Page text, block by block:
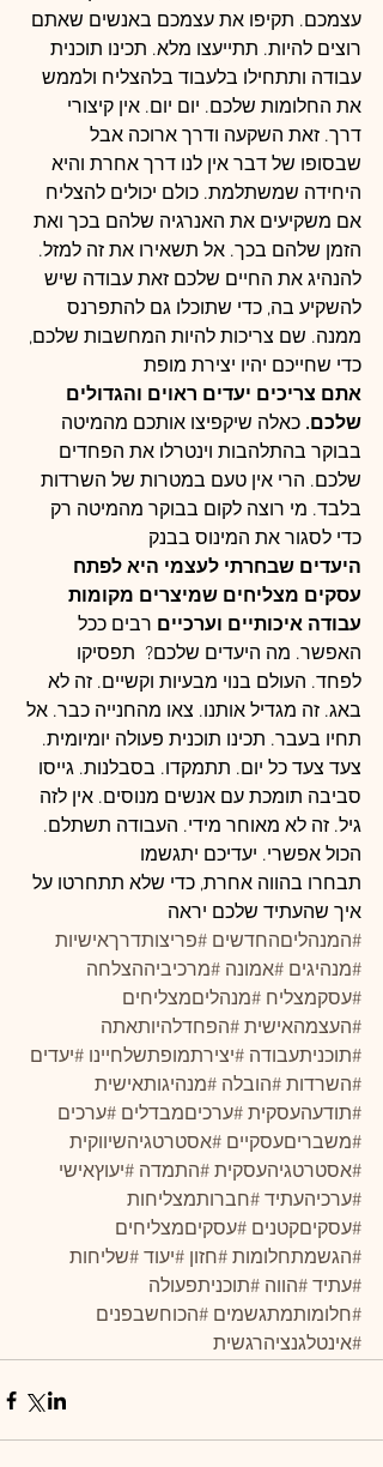
עצמכם. תקיפו את עצמכם באנשים שאתם
רוצים להיות. תתייעצו מלא. תכינו תוכנית
עבודה ותתחילו בלעבוד בלהצליח ולממש
את החלומות שלכם. יום יום. אין קיצורי
דרך. זאת השקעה ודרך ארוכה אבל
שבסופו של דבר אין לנו דרך אחרת והיא
היחידה שמשתלמת. כולם יכולים להצליח
אם משקיעים את האנרגיה שלהם בכך ואת
הזמן שלהם בכך. אל תשאירו את זה למזל.
להנהיג את החיים שלכם זאת עבודה שיש
להשקיע בה, כדי שתוכלו גם להתפרנס
ממנה. שם צריכות להיות המחשבות שלכם,
כדי שחייכם יהיו יצירת מופת
אתם צריכים יעדים ראוים והגדולים
שלכם. כאלה שיקפיצו אותכם מהמיטה
בבוקר בהתלהבות וינטרלו את הפחדים
שלכם. הרי אין טעם במטרות של השרדות
בלבד. מי רוצה לקום בבוקר מהמיטה רק
כדי לסגור את המינוס בבנק
היעדים שבחרתי לעצמי היא לפתח
עסקים מצליחים שמיצרים מקומות
עבודה איכותיים וערכיים רבים ככל
האפשר. מה היעדים שלכם?  תפסיקו
לפחד. העולם בנוי מבעיות וקשיים. זה לא
באג. זה מגדיל אותנו. צאו מהחנייה כבר. אל
תחיו בעבר. תכינו תוכנית פעולה יומיומית.
צעד צעד כל יום. תתמקדו. בסבלנות. גייסו
סביבה תומכת עם אנשים מנוסים. אין לזה
גיל. זה לא מאוחר מידי. העבודה תשתלם.
הכול אפשרי. יעדיכם יתגשמו
תבחרו בהווה אחרת, כדי שלא תתחרטו על
איך שהעתיד שלכם יראה
#המנהליםהחדשים #פריצותדרךאישיות
#מנהיגים #אמונה #מרכיביההצלחה
#עסקמצליח #מנהליםמצליחים
#העצמהאישית #הפחדלהיותאתה
#תוכניתעבודה #יצירתמופתשלחיינו #יעדים
#השרדות #הובלה #מנהיגותאישית
#תודעהעסקית #ערכיםמבדלים #ערכים
#משבריםעסקיים #אסטרטגיהשיווקית
#אסטרטגיהעסקית #התמדה #יעוץאישי
#ערכיהעתיד #חברותמצליחות
#עסקיםקטנים #עסקיםמצליחים
#הגשמתחלומות #חזון #יעוד #שליחות
#עתיד #הווה #תוכניתפעולה
#חלומותמתגשמים #הכוחשבפנים
#אינטלגנציהרגשית